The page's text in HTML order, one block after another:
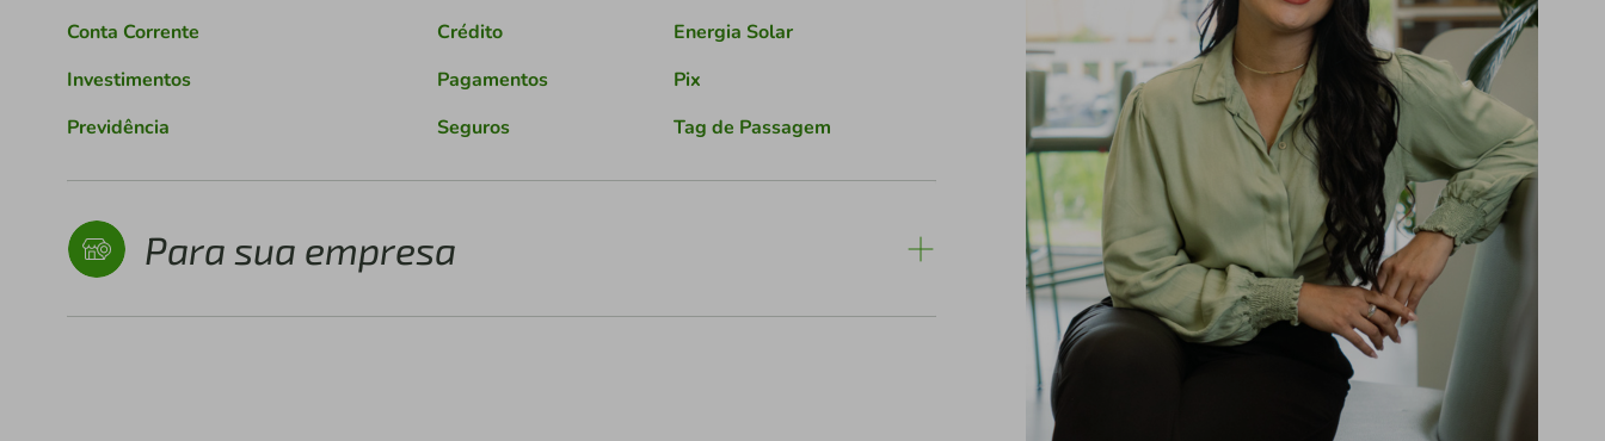
Conta Corrente
Crédito
Energia Solar
Investimentos
Pagamentos
Pix
Previdência
Seguros Tag de Passagem
Para sua empresa